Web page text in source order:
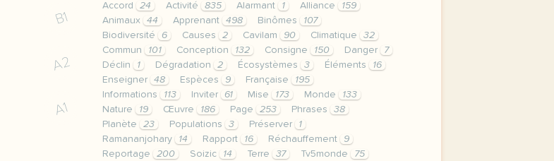
B1
A2
A1
Accord 24 Activité 835 Alarmant 1 Alliance
159
Animaux
44 Apprenant 498 Binômes
107
Biodiversité
6 Causes 2 Cavilam 90 Climatique
32
Commun
101 Conception 132 Consigne 150 Danger
7
Déclin
1 Dégradation 2 Écosystèmes 3 Éléments
16
Enseigner
48 Espèces 9 Française
195
Informations
113 Inviter 61 Mise 173 Monde
133
Nature
19 Œuvre 186 Page 253 Phrases
38
Planète
23 Populations 3 Préserver
1
Ramananjohary
14 Rapport 16 Réchauffement
9
Reportage
200 Soizic 14 Terre 37 Tv5monde
75